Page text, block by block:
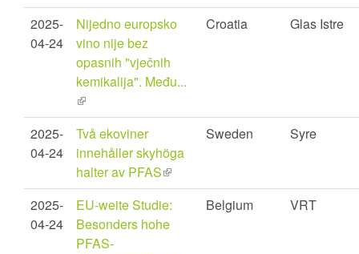
is
external)
2025-
04-24
Nijedno europsko
vino nije bez
opasnih "vječnih
kemikalija". Među...
(link
is
external)
Croatia Glas Istre
2025-
04-24
Två ekoviner
innehåller skyhöga
halter av PFAS(link
is
external)
Sweden Syre
2025-
04-24
EU-weite Studie:
Besonders hohe
PFAS-
Belgium VRT